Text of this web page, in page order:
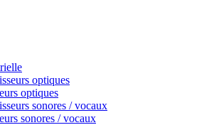
optiques
sonores / vocaux